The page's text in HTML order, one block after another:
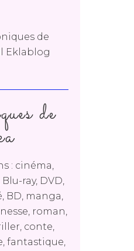
de
: cinéma,
ray, DVD,
BD, manga,
roman,
conte,
fantastique,
de
Eklablog